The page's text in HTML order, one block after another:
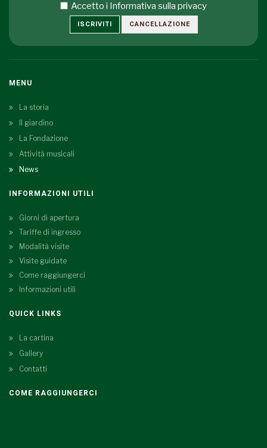
Accetto i Informativa sulla privacy
ISCRIVITI CANCELLAZIONE
MENU
La storia
Il giardino
La Fondazione
Attività musicali
News
INFORMAZIONI UTILI
Giorni di apertura
Tariffe di ingresso
Modalità visite
Visite guidate
Come raggiungerci
Informazioni utili
QUICK LINKS
La cartina
Gallery
Contatti
COME RAGGIUNGERCI